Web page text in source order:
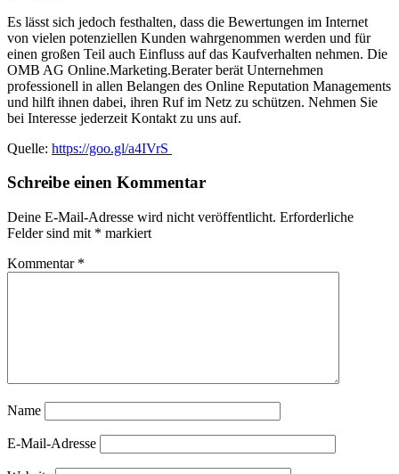
Es lässt sich jedoch festhalten, dass die Bewertungen im Internet
von vielen potenziellen Kunden wahrgenommen werden und für
einen großen Teil auch Einfluss auf das Kaufverhalten nehmen. Die
OMB AG Online.Marketing.Berater berät Unternehmen
professionell in allen Belangen des Online Reputation Managements
und hilft ihnen dabei, ihren Ruf im Netz zu schützen. Nehmen Sie
bei Interesse jederzeit Kontakt zu uns auf.
Quelle: https://goo.gl/a4IVrS
Schreibe einen Kommentar
Deine E-Mail-Adresse wird nicht veröffentlicht. Erforderliche
Felder sind mit * markiert
Kommentar *
Name
E-Mail-Adresse